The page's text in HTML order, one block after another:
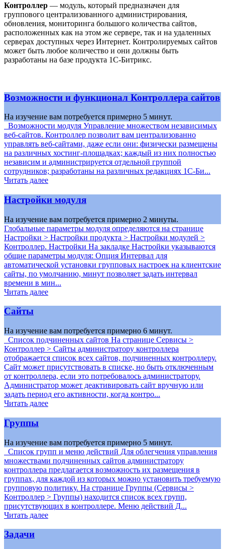
Контроллер — модуль, который предназначен для
группового централизованного администрирования,
обновления, мониторинга большого количества сайтов,
расположенных как на этом же сервере, так и на удаленных
серверах доступных через Интернет. Контролируемых сайтов
может быть любое количество и они должны быть
разработаны на базе продукта 1С-Битрикс.
Возможности и функционал Контроллера сайтов
На изучение вам потребуется примерно 5 минут.
Возможности модуля Управление множеством независимых
веб-сайтов. Контроллер позволит вам централизованно
управлять веб-сайтами, даже если они: физически размещены
на различных хостинг-площадках; каждый из них полностью
независим и администрируется отдельной группой
сотрудников; разработаны на различных редакциях 1С-Би...
Читать далее
Настройки модуля
На изучение вам потребуется примерно 2 минуты.
Глобальные параметры модуля определяются на странице
Настройки > Настройки продукта > Настройки модулей >
Контроллер. Настройки На закладке Настройки указываются
общие параметры модуля: Опция Интервал для
автоматической установки групповых настроек на клиентские
сайты, по умолчанию, минут позволяет задать интервал
времени в мин...
Читать далее
Сайты
На изучение вам потребуется примерно 6 минут.
Список подчиненных сайтов На странице Сервисы >
Контроллер > Сайты администратору контроллера
отображается список всех сайтов, подчиненных контроллеру.
Сайт может присутствовать в списке, но быть отключенным
от контроллера, если это потребовалось администратору.
Администратор может деактивировать сайт вручную или
задать период его активности, когда контро...
Читать далее
Группы
На изучение вам потребуется примерно 5 минут.
Список групп и меню действий Для облегчения управления
множествами подчиненных сайтов администратору
контроллера предлагается возможность их размещения в
группах, для каждой из которых можно установить требуемую
групповую политику. На странице Группы (Сервисы >
Контроллер > Группы) находится список всех групп,
присутствующих в контроллере. Меню действий Д...
Читать далее
Задачи